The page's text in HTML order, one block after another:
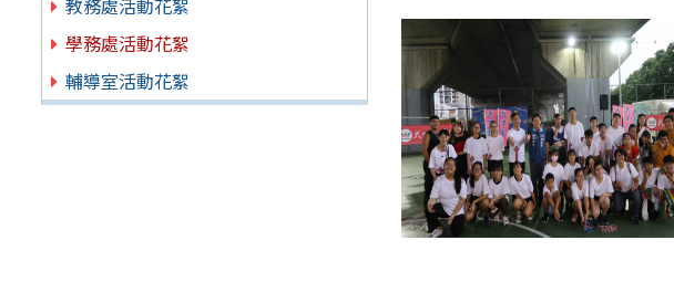
教務處活動花絮
學務處活動花絮
輔導室活動花絮